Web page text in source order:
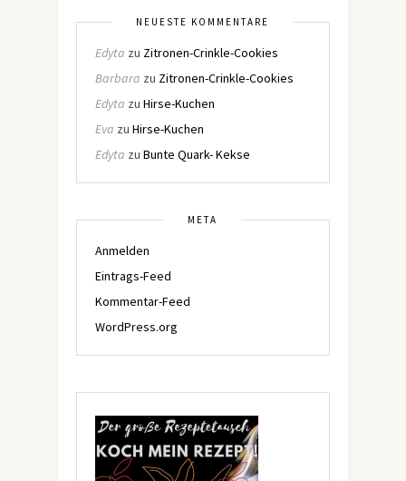
NEUESTE KOMMENTARE
Edyta zu Zitronen-Crinkle-Cookies
Barbara zu Zitronen-Crinkle-Cookies
Edyta zu Hirse-Kuchen
Eva zu Hirse-Kuchen
Edyta zu Bunte Quark- Kekse
META
Anmelden
Eintrags-Feed
Kommentar-Feed
WordPress.org